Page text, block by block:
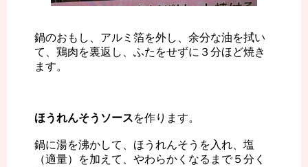
鍋のおもし、アルミ箔を外し、余分な油を拭い
て、鶏肉を裏返し、ふたをせずに３分ほど焼き
ます。
ほうれんそうソースを作ります。
鍋に湯を沸かして、ほうれんそうを入れ、塩
（適量）を加えて、やわらかくなるまで５分く